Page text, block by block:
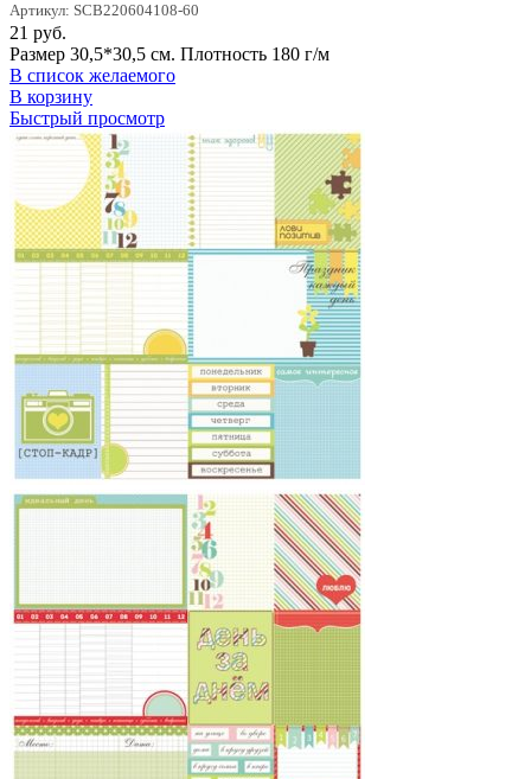
Артикул: SCB220604108-60
21 руб.
Размер 30,5*30,5 см. Плотность 180 г/м
В список желаемого
В корзину
Быстрый просмотр